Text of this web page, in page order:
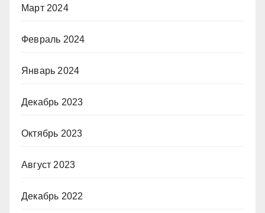
Март 2024
Февраль 2024
Январь 2024
Декабрь 2023
Октябрь 2023
Август 2023
Декабрь 2022